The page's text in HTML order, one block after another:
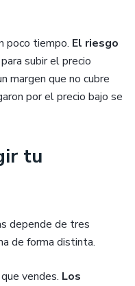
poco tiempo. El riesgo
subir el precio
margen que no cubre
por el precio bajo se
tu
depende de tres
de forma distinta.
vendes. Los